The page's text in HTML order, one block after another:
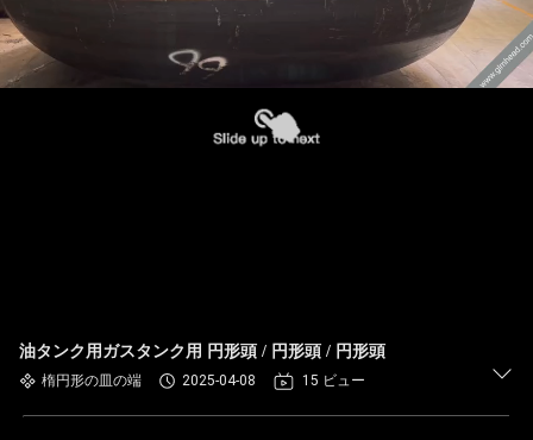
油タンク用ガスタンク用 円形頭 / 円形頭 / 円形頭
楕円形の皿の端 2025-04-08 15 ビュー